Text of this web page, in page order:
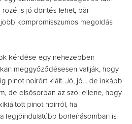
is jó döntés lehet, bàr
kompromisszumos megoldás
kérdése egy nehezebben
meggyőződésesen vallják, hogy
pinot noirért kiált. Jó, jó... de inkább
de elsősorban az szól ellene, hogy
pinot noirról, ha
legjóindulatúbb borleírásomban is